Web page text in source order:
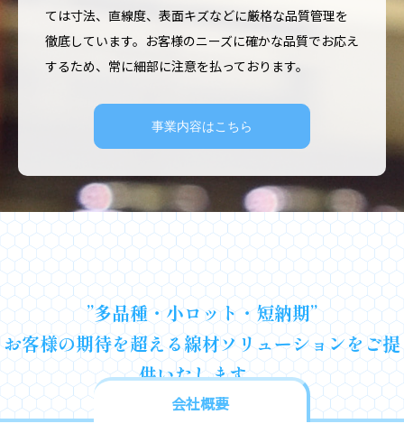
ては寸法、直線度、表面キズなどに厳格な品質管理を
徹底しています。お客様のニーズに確かな品質でお応え
するため、常に細部に注意を払っております。
事業内容はこちら
”多品種・小ロット・短納期”
お客様の期待を超える線材ソリューションをご提
供いたします。
会社概要